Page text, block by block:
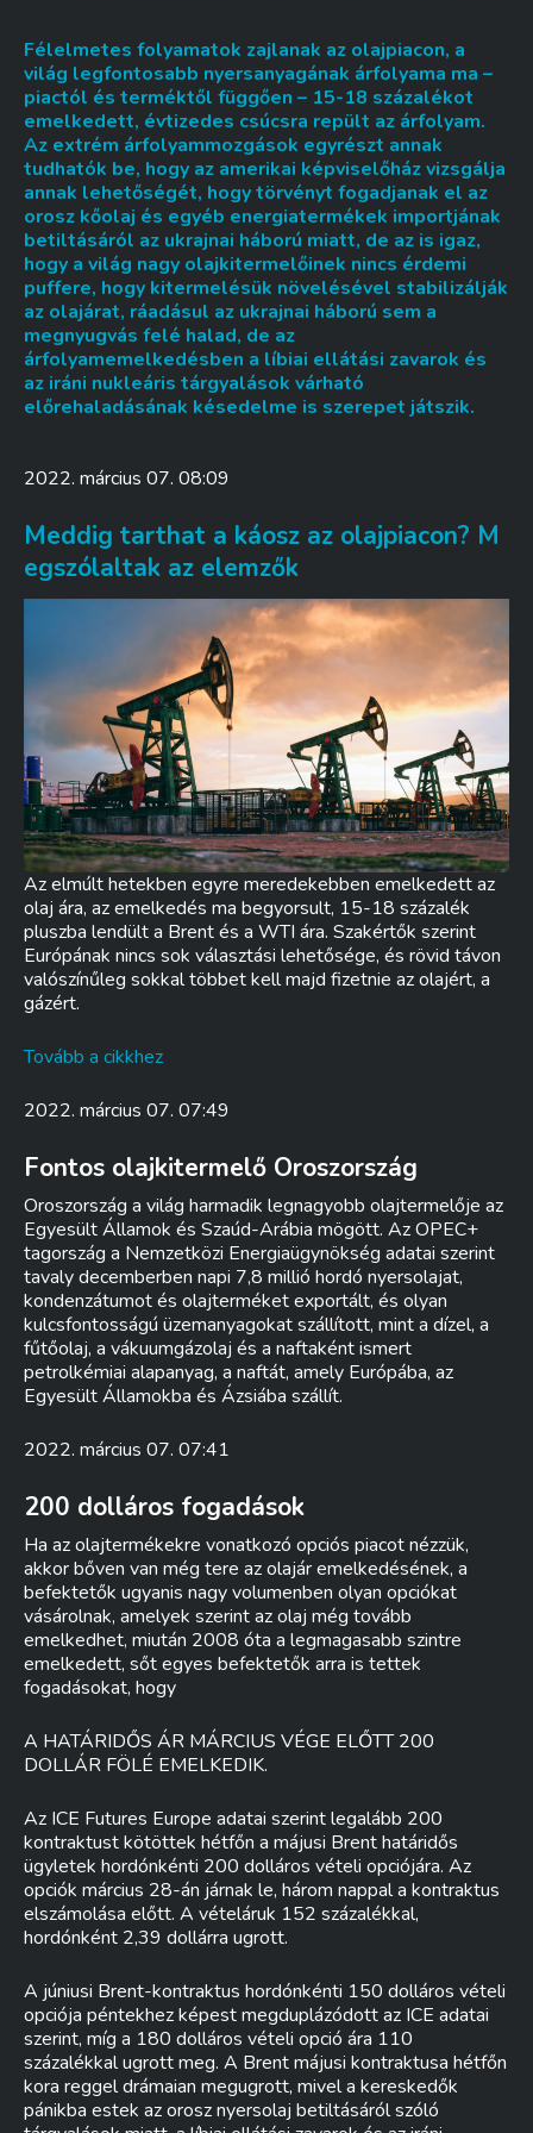
Félelmetes folyamatok zajlanak az olajpiacon, a
világ legfontosabb nyersanyagának árfolyama ma –
piactól és terméktől függően – 15-18 százalékot
emelkedett, évtizedes csúcsra repült az árfolyam.
Az extrém árfolyammozgások egyrészt annak
tudhatók be, hogy az amerikai képviselőház vizsgálja
annak lehetőségét, hogy törvényt fogadjanak el az
orosz kőolaj és egyéb energiatermékek importjának
betiltásáról az ukrajnai háború miatt, de az is igaz,
hogy a világ nagy olajkitermelőinek nincs érdemi
puffere, hogy kitermelésük növelésével stabilizálják
az olajárat, ráadásul az ukrajnai háború sem a
megnyugvás felé halad, de az
árfolyamemelkedésben a líbiai ellátási zavarok és
az iráni nukleáris tárgyalások várható
előrehaladásának késedelme is szerepet játszik.
2022. március 07. 08:09
Meddig tarthat a káosz az olajpiacon? M
egszólaltak az elemzők
Az elmúlt hetekben egyre meredekebben emelkedett az
olaj ára, az emelkedés ma begyorsult, 15-18 százalék
pluszba lendült a Brent és a WTI ára. Szakértők szerint
Európának nincs sok választási lehetősége, és rövid távon
valószínűleg sokkal többet kell majd fizetnie az olajért, a
gázért.
Tovább a cikkhez
2022. március 07. 07:49
Fontos olajkitermelő Oroszország
Oroszország a világ harmadik legnagyobb olajtermelője az
Egyesült Államok és Szaúd-Arábia mögött. Az OPEC+
tagország a Nemzetközi Energiaügynökség adatai szerint
tavaly decemberben napi 7,8 millió hordó nyersolajat,
kondenzátumot és olajterméket exportált, és olyan
kulcsfontosságú üzemanyagokat szállított, mint a dízel, a
fűtőolaj, a vákuumgázolaj és a naftaként ismert
petrolkémiai alapanyag, a naftát, amely Európába, az
Egyesült Államokba és Ázsiába szállít.
2022. március 07. 07:41
200 dolláros fogadások
Ha az olajtermékekre vonatkozó opciós piacot nézzük,
akkor bőven van még tere az olajár emelkedésének, a
befektetők ugyanis nagy volumenben olyan opciókat
vásárolnak, amelyek szerint az olaj még tovább
emelkedhet, miután 2008 óta a legmagasabb szintre
emelkedett, sőt egyes befektetők arra is tettek
fogadásokat, hogy
A HATÁRIDŐS ÁR MÁRCIUS VÉGE ELŐTT 200
DOLLÁR FÖLÉ EMELKEDIK.
Az ICE Futures Europe adatai szerint legalább 200
kontraktust kötöttek hétfőn a májusi Brent határidős
ügyletek hordónkénti 200 dolláros vételi opciójára. Az
opciók március 28-án járnak le, három nappal a kontraktus
elszámolása előtt. A vételáruk 152 százalékkal,
hordónként 2,39 dollárra ugrott.
A júniusi Brent-kontraktus hordónkénti 150 dolláros vételi
opciója péntekhez képest megduplázódott az ICE adatai
szerint, míg a 180 dolláros vételi opció ára 110
százalékkal ugrott meg. A Brent májusi kontraktusa hétfőn
kora reggel drámaian megugrott, mivel a kereskedők
pánikba estek az orosz nyersolaj betiltásáról szóló